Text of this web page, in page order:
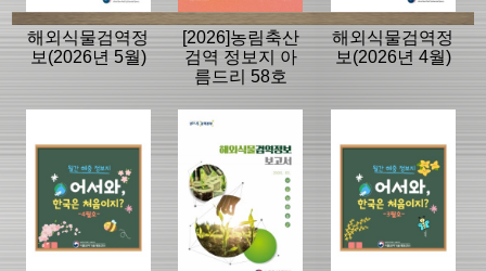
해외식물검역정
보(2026년 5월)
[2026]농림축산
검역 정보지 아
름드리 58호
해외식물검역정
보(2026년 4월)